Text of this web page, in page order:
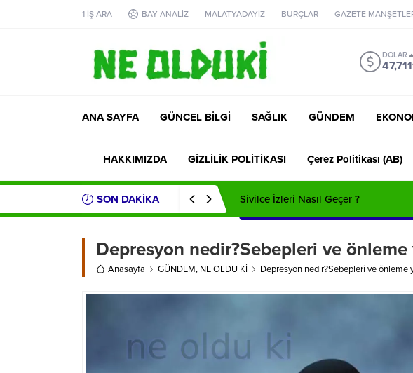
1 İŞ ARA BAY ANALİZ MALATYADAYİZ BURÇLAR GAZETE
DOLAR
ANA SAYFA GÜNCEL BİLGİ SAĞLIK GÜNDEM
HAKKIMIZDA GİZLİLİK POLİTİKASI Çerez Politikası (AB)
SON DAKİKA Sivilce İzleri Nasıl Geçer ?
Depresyon nedir?Sebepleri ve önleme
Anasayfa GÜNDEM, NE OLDU Kİ Depresyon nedir?Sebepleri ve önleme